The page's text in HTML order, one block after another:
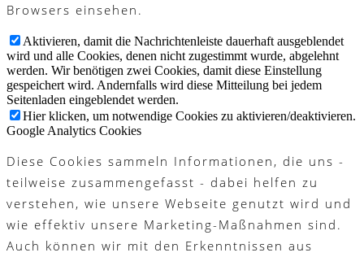
Browsers einsehen.
Aktivieren, damit die Nachrichtenleiste dauerhaft ausgeblendet
wird und alle Cookies, denen nicht zugestimmt wurde, abgelehnt
werden. Wir benötigen zwei Cookies, damit diese Einstellung
gespeichert wird. Andernfalls wird diese Mitteilung bei jedem
Seitenladen eingeblendet werden.
Hier klicken, um notwendige Cookies zu aktivieren/deaktivieren.
Google Analytics Cookies
Diese Cookies sammeln Informationen, die uns -
teilweise zusammengefasst - dabei helfen zu
verstehen, wie unsere Webseite genutzt wird und
wie effektiv unsere Marketing-Maßnahmen sind.
Auch können wir mit den Erkenntnissen aus